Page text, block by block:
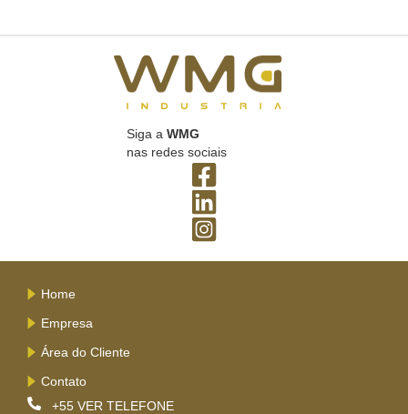
Siga a WMG
nas redes sociais
Home
Empresa
Área do Cliente
Contato
+55 VER TELEFONE